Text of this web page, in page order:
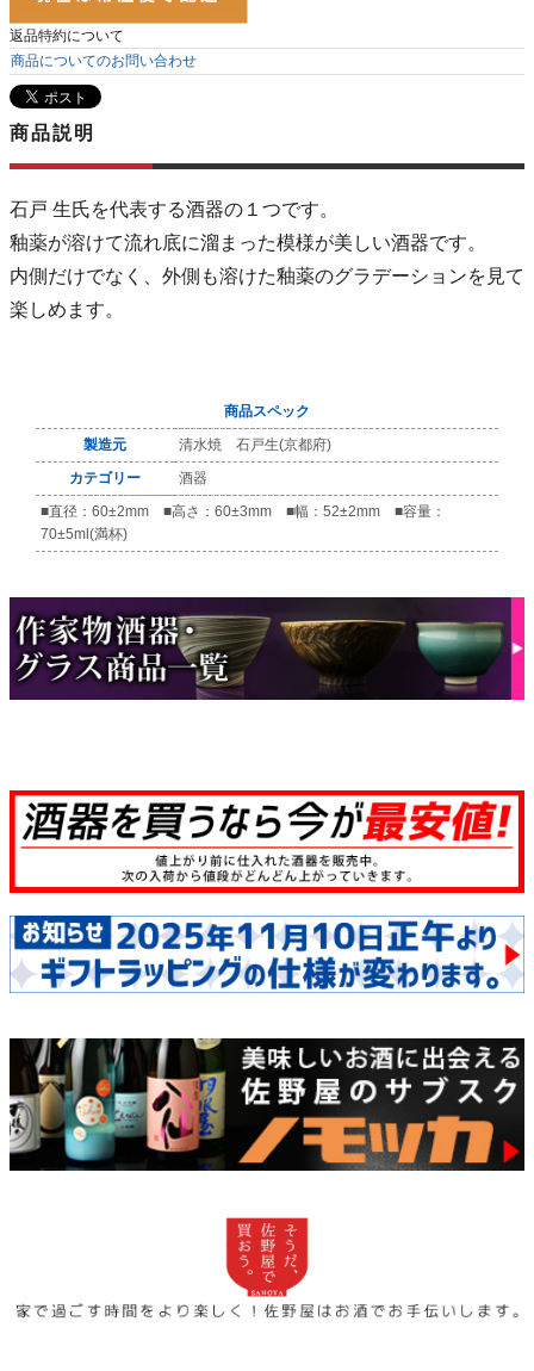
返品特約について
商品についてのお問い合わせ
商品説明
石戸 生氏を代表する酒器の１つです。
釉薬が溶けて流れ底に溜まった模様が美しい酒器です。
内側だけでなく、外側も溶けた釉薬のグラデーションを見て
楽しめます。
商品スペック
製造元
清水焼 石戸生(京都府)
カテゴリー
酒器
■直径：60±2mm ■高さ：60±3mm ■幅：52±2mm ■容量：
70±5ml(満杯)